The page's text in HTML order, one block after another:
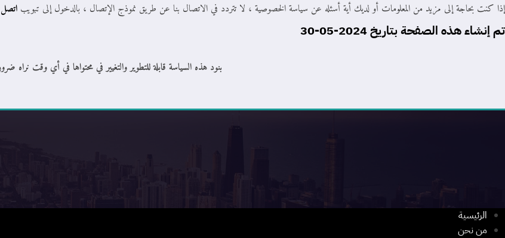
إذا كنت بحاجة إلى مزيد من المعلومات أو لديك أية أسئله عن سياسة الخصوصية ، لا تتردد في الاتصال بنا عن طريق نموذج الإتصال ، بالدخول إلى تبويب اتصل
تم إنشاء هذه الصفحة بتاريخ 2024-05-30
بنود هذه السياسة قابلة للتطوير والتغيير في محتواها في أي وقت نراه
الرئيسية
من نحن